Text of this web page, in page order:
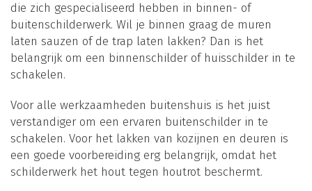
die zich gespecialiseerd hebben in binnen- of
buitenschilderwerk. Wil je binnen graag de muren
laten sauzen of de trap laten lakken? Dan is het
belangrijk om een binnenschilder of huisschilder in te
schakelen.
Voor alle werkzaamheden buitenshuis is het juist
verstandiger om een ervaren buitenschilder in te
schakelen. Voor het lakken van kozijnen en deuren is
een goede voorbereiding erg belangrijk, omdat het
schilderwerk het hout tegen houtrot beschermt.